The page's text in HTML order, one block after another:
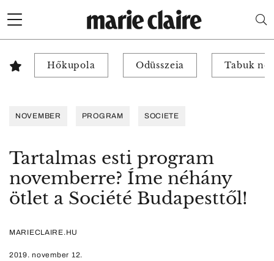
Hőkupola Odüsszeia Tabuk
NOVEMBER PROGRAM SOCIETE
Tartalmas esti program
novemberre? Íme néhány
ötlet a Société Budapesttől!
MARIECLAIRE.HU
2019. november 12.